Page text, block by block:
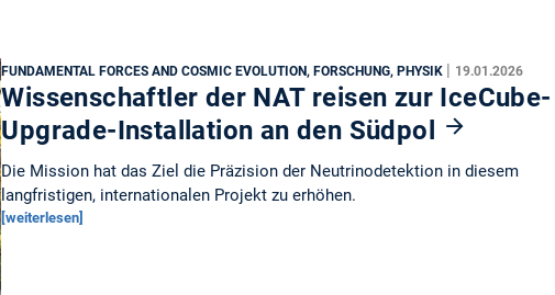
FUNDAMENTAL FORCES AND COSMIC EVOLUTION, FORSCHUNG, PHYSIK | 19.01.2026
Wissenschaftler der NAT reisen zur IceCube-
Upgrade-Installation an den Südpol
Die Mission hat das Ziel die Präzision der Neutrinodetektion in diesem
langfristigen, internationalen Projekt zu erhöhen.
[weiterlesen]